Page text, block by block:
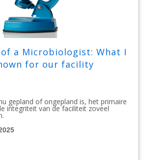
of a Microbiologist: What I
for our facility
gepland of ongepland is, het primaire
integriteit van de faciliteit zoveel